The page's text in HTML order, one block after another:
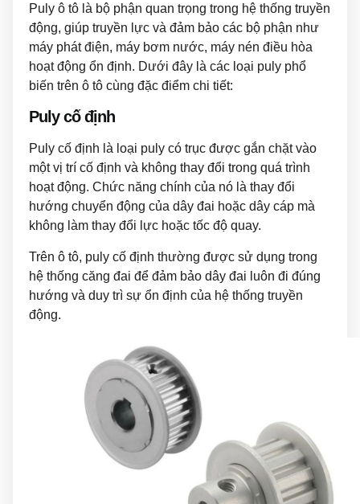
Puly ô tô là bộ phận quan trọng trong hệ thống truyền
động, giúp truyền lực và đảm bảo các bộ phận như
máy phát điện, máy bơm nước, máy nén điều hòa
hoạt động ổn định. Dưới đây là các loại puly phổ
biến trên ô tô cùng đặc điểm chi tiết:
Puly cố định
Puly cố định là loại puly có trục được gắn chặt vào
một vị trí cố định và không thay đổi trong quá trình
hoạt động. Chức năng chính của nó là thay đổi
hướng chuyển động của dây đai hoặc dây cáp mà
không làm thay đổi lực hoặc tốc độ quay.
Trên ô tô, puly cố định thường được sử dụng trong
hệ thống căng đai để đảm bảo dây đai luôn đi đúng
hướng và duy trì sự ổn định của hệ thống truyền
động.